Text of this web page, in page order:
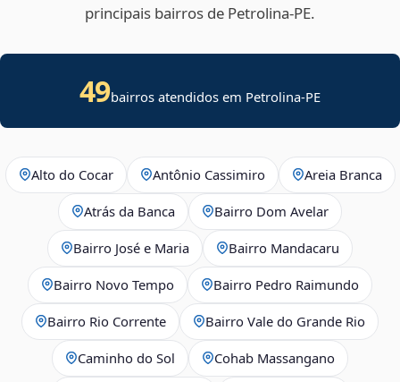
principais bairros de Petrolina‑PE.
49bairros atendidos em Petrolina-PE
Alto do Cocar Antônio Cassimiro Areia Branca
Atrás da Banca Bairro Dom Avelar
Bairro José e Maria Bairro Mandacaru
Bairro Novo Tempo Bairro Pedro Raimundo
Bairro Rio Corrente Bairro Vale do Grande Rio
Caminho do Sol Cohab Massangano